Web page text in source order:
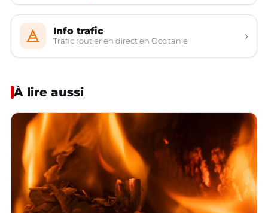
Info trafic
Trafic routier en direct en Occitanie ›
À lire aussi